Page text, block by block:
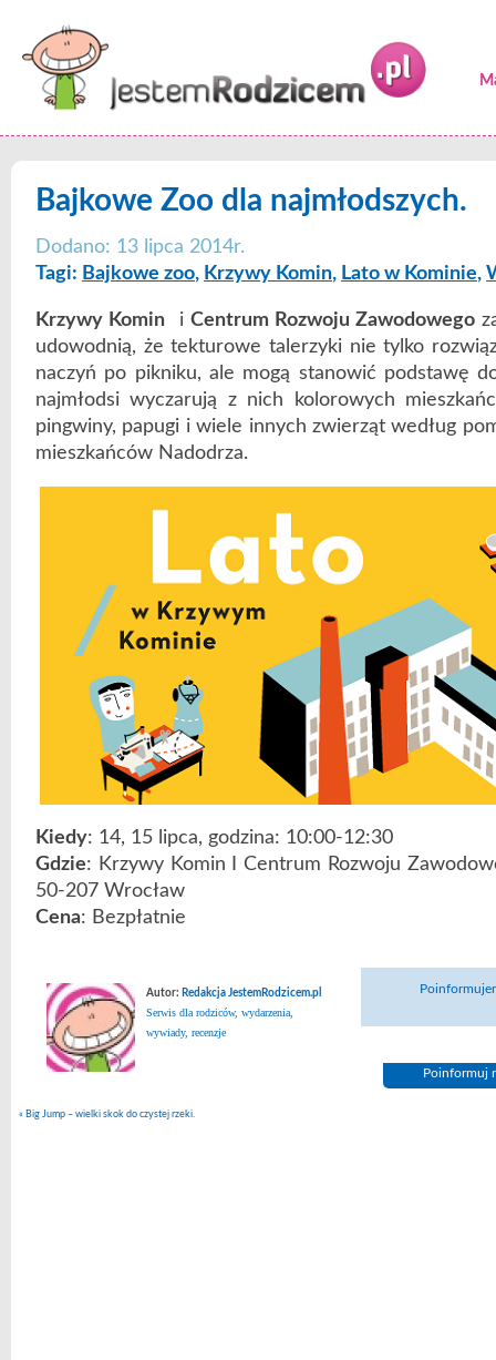
Bajkowe Zoo dla najmłodszych.
Dodano: 13 lipca 2014r.
Tagi: Bajkowe zoo, Krzywy Komin, Lato w Kominie,
Krzywy Komin i Centrum Rozwoju Zawodowego
udowodnią, że tekturowe talerzyki nie tylko
naczyń po pikniku, ale mogą stanowić podstawę
najmłodsi wyczarują z nich kolorowych
pingwiny, papugi i wiele innych zwierząt według
mieszkańców Nadodrza.
Kiedy: 14, 15 lipca, godzina: 10:00-12:30
Gdzie: Krzywy Komin I Centrum Rozwoju
50-207 Wrocław
Cena: Bezpłatnie
Autor: Redakcja JestemRodzicem.pl
Serwis dla rodziców, wydarzenia,
wywiady, recenzje
Poinformuj
« Big Jump – wielki skok do czystej rzeki.